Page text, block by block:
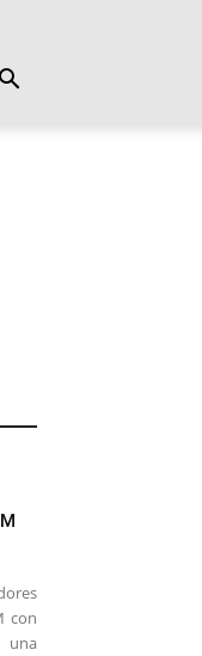
con
una